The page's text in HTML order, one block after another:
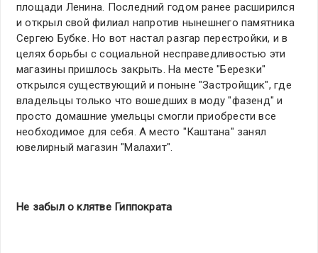
площади Ленина. Последний годом ранее расширился
и открыл свой филиал напротив нынешнего памятника
Сергею Бубке. Но вот настал разгар перестройки, и в
целях борьбы с социальной несправедливостью эти
магазины пришлось закрыть. На месте "Березки"
открылся существующий и поныне "Застройщик", где
владельцы только что вошедших в моду "фазенд" и
просто домашние умельцы смогли приобрести все
необходимое для себя. А место "Каштана" занял
ювелирный магазин "Малахит".
Не забыл о клятве Гиппократа